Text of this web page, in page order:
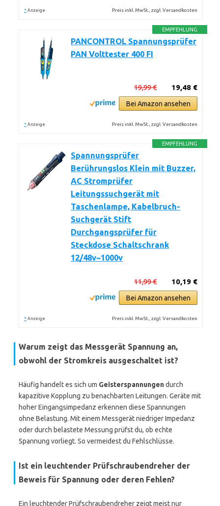
* Anzeige Preis inkl. MwSt., zzgl. Versandkosten
EMPFEHLUNG
PANCONTROL Spannungsprüfer
PAN Volttester 400 FI
19,48 €
19,99 €
Bei Amazon ansehen
* Anzeige Preis inkl. MwSt., zzgl. Versandkosten
EMPFEHLUNG
Spannungsprüfer
Berührungslos Klein mit Buzzer,
AC Stromprüfer
Leitungssuchgerät mit
Taschenlampe, Kabelbruch-
Suchgerät Stift
Durchgangsprüfer für
Steckdose Schaltschrank
12/48v~1000v
10,19 €
11,99 €
Bei Amazon ansehen
* Anzeige Preis inkl. MwSt., zzgl. Versandkosten
Warum zeigt das Messgerät Spannung an,
obwohl der Stromkreis ausgeschaltet ist?
Häufig handelt es sich um Geisterspannungendurch
kapazitive Kopplung zu benachbarten Leitungen. Geräte mit
hoher Eingangsimpedanz erkennen diese Spannungen
ohne Belastung. Mit einem Messgerät niedriger Impedanz
oder durch belastete Messung prüfst du, ob echte
Spannung vorliegt. So vermeidest du Fehlschlüsse.
Ist ein leuchtender Prüfschraubendreher der
Beweis für Spannung oder deren Fehlen?
Ein leuchtender Prüfschraubendreher zeigt meist nur